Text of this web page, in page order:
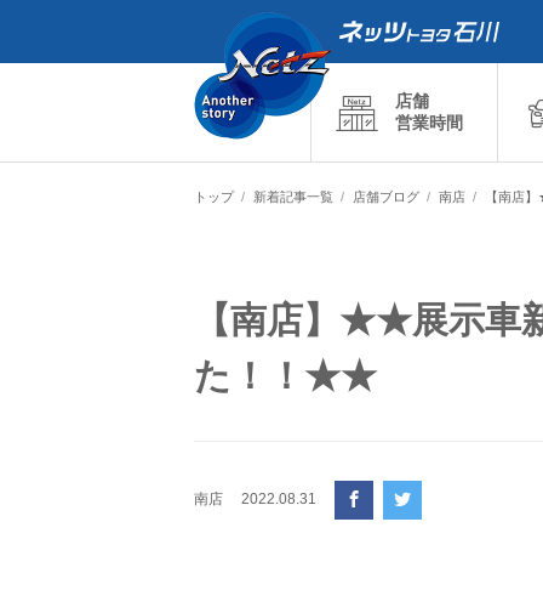
店舗
営業時間
トップ 新着記事一覧 店舗ブログ 南店 【南店
【南店】★★展示車
た！！★★
南店 2022.08.31